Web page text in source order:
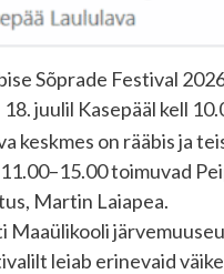
Sõprade Festival
18. juulil Kasepääl kell
keskmes on rääbis ja
toimuvad
Martin Laiapea.
Maaülikooli
leiab erinevaid